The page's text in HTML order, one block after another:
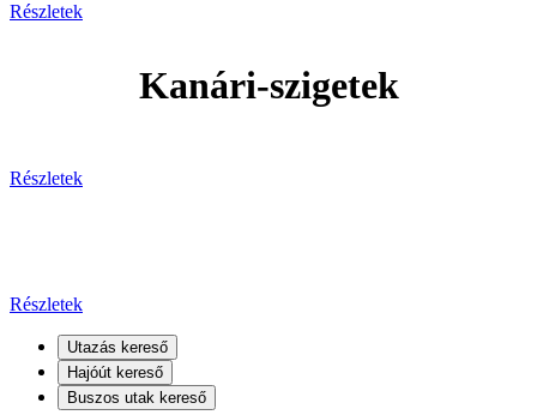
Részletek
Kanári-szigetek
Részletek
Részletek
Utazás kereső
Hajóút kereső
Buszos utak kereső